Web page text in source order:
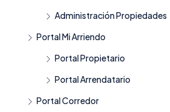
Administración Propiedades
Portal Mi Arriendo
Portal Propietario
Portal Arrendatario
Portal Corredor